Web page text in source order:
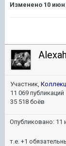
Изменено 10 июн
Участник,
11 069 публикаций
35 518 боёв
Опубликовано: 11
т.е. +1